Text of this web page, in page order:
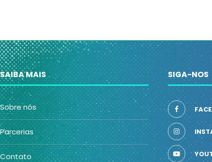
SAIBA MAIS
Sobre nós
Parcerias
Contato
SIGA-NOS